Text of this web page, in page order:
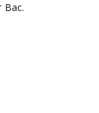
Вас.